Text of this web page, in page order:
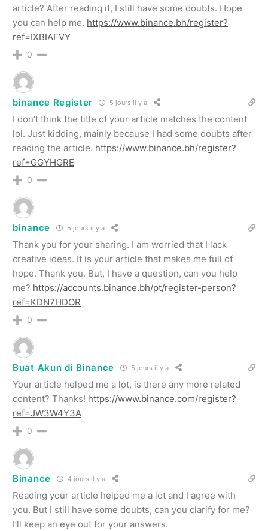
article? After reading it, I still have some doubts. Hope
you can help me. https://www.binance.bh/register?
ref=IXBIAFVY
0
binance Register 5 jours il y a
I don’t think the title of your article matches the content
lol. Just kidding, mainly because I had some doubts after
reading the article. https://www.binance.bh/register?
ref=GGYHGRE
0
binance 5 jours il y a
Thank you for your sharing. I am worried that I lack
creative ideas. It is your article that makes me full of
hope. Thank you. But, I have a question, can you help
me? https://accounts.binance.bh/pt/register-person?
ref=KDN7HDOR
0
Buat Akun di Binance 5 jours il y a
Your article helped me a lot, is there any more related
content? Thanks! https://www.binance.com/register?
ref=JW3W4Y3A
0
Binance 4 jours il y a
Reading your article helped me a lot and I agree with
you. But I still have some doubts, can you clarify for me?
I’ll keep an eye out for your answers.